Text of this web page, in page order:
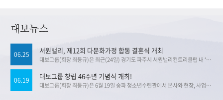
대보뉴스
06.25 서원밸리, 제12회 다문화가정 합동 결혼식 개최
대보그룹(회장 최등규)은 최근(24일) 경기도 파주시 서원밸리컨트리클럽 내 ‘아모르 레인보우 터널’에서 제12회 다문화가정 무료 합동결혼식을 개최했다고 밝혔다. 이번 결혼식에서는 베트남, 우즈베키스탄, 중국, 미얀마, 네팔 출신 부부 또는 한국인과 가정을 꾸리는 다문화 부부 5쌍이 화촉을 밝혔다. 최병갑 파주시 부시장을 비롯 지역 관계자와 가족, 하객, 서원밸리, 대보그룹 관계자 약 150여명이 참석해 신랑 신부의 앞날을 축복했다. 서원밸리는 무대 설치와 피로연, 웨딩드레스, 예복, 사진 촬영, 결혼 선물 등 결혼식 전반에 필요한 비용을 전액 지원했다. 방송인 로버트 할리가 주례를 맡았으며 이세준(유리상자), 박학기, 윤종신이 축가를 불러 신혼부부들에게 특별한 선물을 전했다. 가수 윤종신은 “몇 년전 배우 마동석 결혼식에서 축가를 부른 이후 결혼 축가는 자제하고 있는데 뜻 깊은 결혼식에서 축가를 안 부를 수 없어 무대에 올랐다”며 하객들의 웃음을 자아냈다. 다문화가정 합동결혼식은 2013년 처음 시작되어 코로나19 당시를 제외하고 12회째를 맞이했다. 지금까지 결혼식을 올린 다문화 부부는 46쌍이다. 최등규 대보그룹 회장은 "처음에는 골프장 내 터널에서 지역 사회를 위해 좋은 일을 하고 싶어 일회성으로 진행”했지만 “결혼식에 참석한 다문화 가정 부부들이 행복해 하는 모습을 보고 행사를 매년 개최하고 있다"고 밝혔다. 한편 대보그룹과 서원밸리컨트리클럽이 앞서 5월 30일 골프장 페이웨이를 무료 개방해 개최한 제22회 서원밸리 자선 그린콘서트에서는 누적 관람객 약 67만명 누적 후원금은 100억원에 달한다.
06.19 대보그룹 창립 46주년 기념식 개최!
대보그룹(회장 최등규)은 6월 19일 송파 청소년수련관에서 본사와 현장, 사업소 임직원 약 300 명이 참석한 가운데 창립 46년 기념식을 개최했다. 이날 창립 기념식은 ▶ 개회사 ▶ 국민의례 ▶ 신규임원 소개 ▶ 연혁 소개 ▶ 장기근속자 표창 ▶ 우수사업장 표창 ▶ 창립기념사 ▶ 경영지침 및 파이팅 제창 ▶ 수상자 기념촬영 ▶ 오찬 순으로 진행됐다. 최등규 대보그룹 회장은 “지난 5월 개최된 서원밸리 자선 그린콘서트는 누적 관람객 약 67만명, 누적 기부금 약 100억원을 기록하며 성료됐다”며, “그린콘서트의 핵심가치가 골프장에서 가장 소중한 잔디를 내어주는 ‘나눔의 정신’ 그리고 26년간 꾸준히 진행해 온 ‘지속성’인 것처럼 대보그룹도 지속 성장하는 기업이 되어야 한다”고 강조했다. 이어 “대내외 여건이 어렵지만 대보만의 저력으로 올해 경영목표를 반드시 달성하자”며, “대보라는 이름이 모두에게 자부심과 자긍심이 될 수 있도록 계속 전진하자”고 임직원들을 격려했다. 그린콘서트는 기업의 이윤을 사회에 환원하고 어려운 이들을 돕기 위한 대보그룹의 대표적인 사회공헌활동. 골프장을 무료 개방해 온가족이 잔디에서 뛰어 놀고 기부에도 참여하며, 유명가수들의 콘서트도 관람하는 국내 유일의 골프장 콘서트로 올해 22회를 맞이했었다. 한편 대보그룹은 창업주인 최등규 회장이 1981년 대보실업을 설립한 이래 대보건설, 대보유통, 대보정보통신, 서원밸리컨트리클럽 등 건설, 유통, 정보통신, 레저 부문으로 꾸준히 사업을 확장하며 임직원 약 4,000명, 매출액 약 2.2조원 규모의 중견그룹으로 성장해왔다.